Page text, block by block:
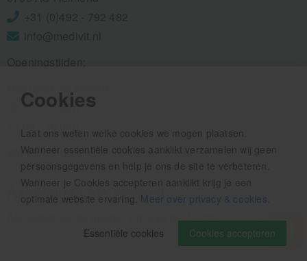
Cookies
Laat ons weten welke cookies we mogen plaatsen.
Wanneer essentiële cookies aanklikt verzamelen wij geen
persoonsgegevens en help je ons de site te verbeteren.
Wanneer je Cookies accepteren aanklikt krijg je een
optimale website ervaring. Meer over privacy & cookies
Cookies accepteren
Essentiële cookies
08.00 - 12.30u
Wij pauzeren tussen 12.30 en 13.00u
Aanmelden nieuwsbrief
Als eerste op de hoogte zijn van het laatste nieuws: